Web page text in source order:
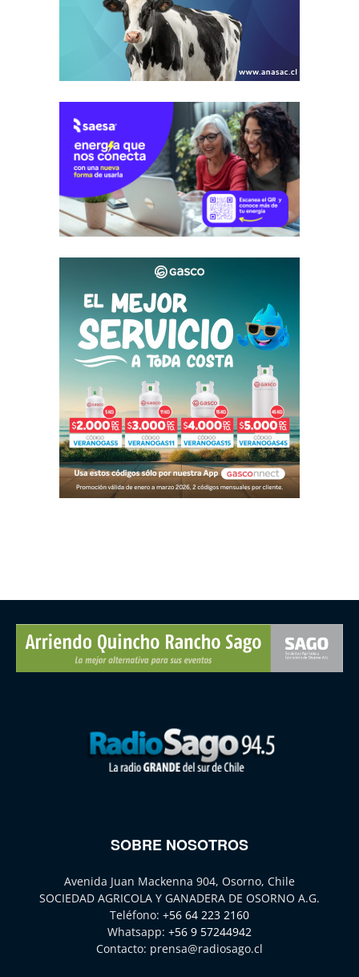
SOBRE NOSOTROS
Avenida Juan Mackenna 904, Osorno, Chile
SOCIEDAD AGRICOLA Y GANADERA DE OSORNO A.G.
Teléfono: +56 64 223 2160
Whatsapp: +56 9 57244942
Contacto: prensa@radiosago.cl